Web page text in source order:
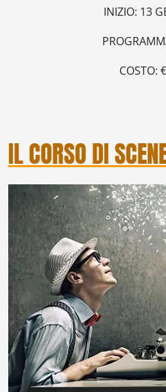
INIZIO: 13
COSTO:
IL CORSO DI